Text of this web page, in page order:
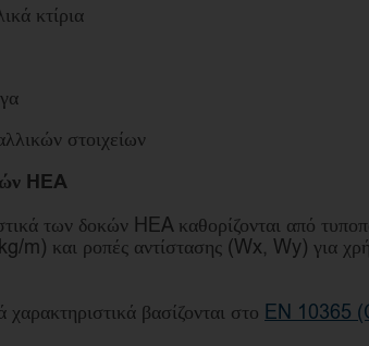
κτίρια
στοιχείων
HEA
των δοκών HEA καθορίζονται από
m) και ροπές αντίστασης (Wx, Wy) για
βασίζονται στο EN 10365